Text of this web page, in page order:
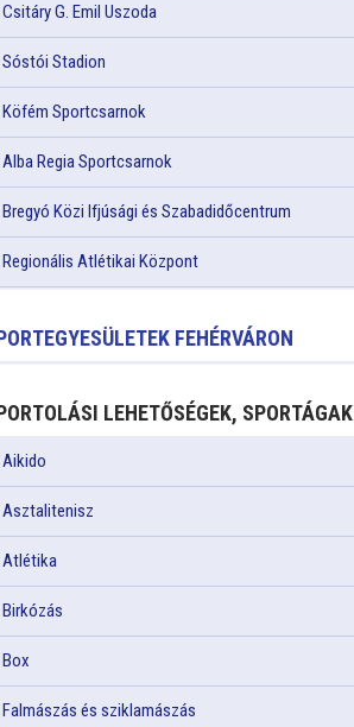
Csitáry G. Emil Uszoda
Sóstói Stadion
Köfém Sportcsarnok
Alba Regia Sportcsarnok
Bregyó Közi Ifjúsági és Szabadidőcentrum
Regionális Atlétikai Központ
FEHÉRVÁRON
LEHETŐSÉGEK, SPORTÁGAK
Aikido
Asztalitenisz
Atlétika
Birkózás
Box
Falmászás és sziklamászás